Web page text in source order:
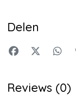
Delen
Reviews (0)